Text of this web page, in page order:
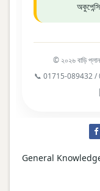
© ২০২৬ বাড়ি প্লান
📞 01715-089432
General